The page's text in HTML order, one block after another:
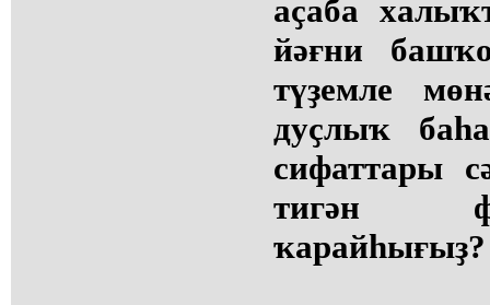
аҫаба
йәғни
түҙемле
дуҫлыҡ
сифаттары
тигән
ҡарайһығыҙ?